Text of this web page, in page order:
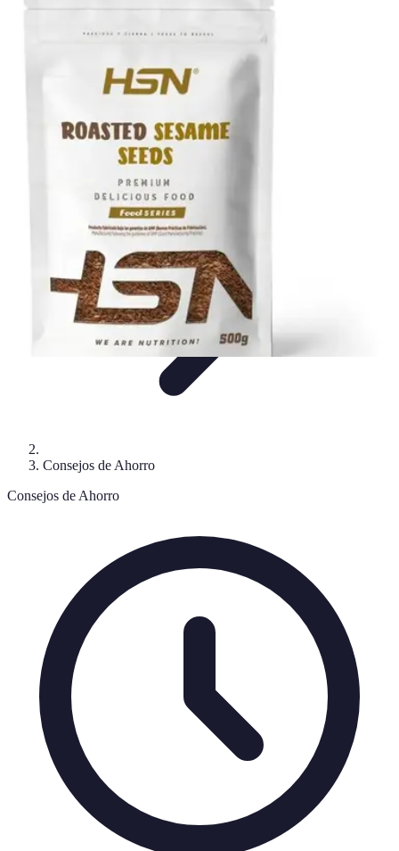
Descuentos Imperdibles
Consejos y EstrategiasConsejos de Ahorro
Descuentos Imperdibles
Consejos de Ahorro
Consejos de Ahorro